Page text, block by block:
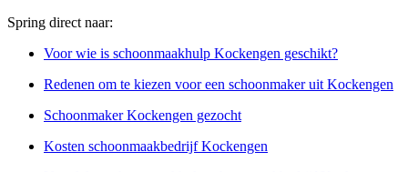
Spring direct naar:
Voor wie is schoonmaakhulp Kockengen geschikt?
Redenen om te kiezen voor een schoonmaker uit Kockengen
Schoonmaker Kockengen gezocht
Kosten schoonmaakbedrijf Kockengen